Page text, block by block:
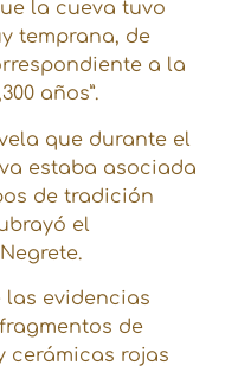
la cueva tuvo
temprana, de
a la
años”.
que durante el
estaba asociada
de tradición
el
las evidencias
de
cerámicas rojas